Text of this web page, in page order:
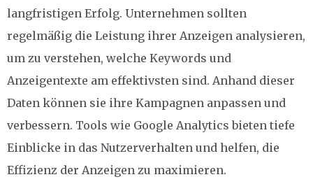
langfristigen Erfolg. Unternehmen sollten
regelmäßig die Leistung ihrer Anzeigen analysieren,
um zu verstehen, welche Keywords und
Anzeigentexte am effektivsten sind. Anhand dieser
Daten können sie ihre Kampagnen anpassen und
verbessern. Tools wie Google Analytics bieten tiefe
Einblicke in das Nutzerverhalten und helfen, die
Effizienz der Anzeigen zu maximieren.